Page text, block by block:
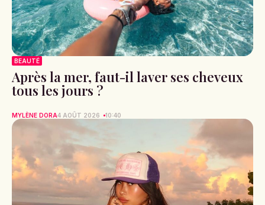
BEAUTÉ
Après la mer, faut-il laver ses cheveux
tous les jours ?
MYLÈNE DORA4 AOÛT 2026 10:40